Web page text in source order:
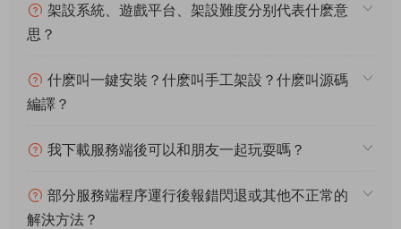
架設系統、遊戲平台、架設難度分别代表什麽意
思？
什麽叫一鍵安裝？什麽叫手工架設？什麽叫源碼
編譯？
我下載服務端後可以和朋友一起玩耍嗎？
部分服務端程序運行後報錯閃退或其他不正常的
解決方法？